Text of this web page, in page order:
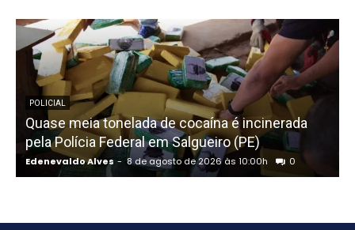
POLICIAL
Quase meia tonelada de cocaína é incinerada
pela Polícia Federal em Salgueiro (PE)
Edenevaldo Alves - 8 de agosto de 2026 às 10:00h 0